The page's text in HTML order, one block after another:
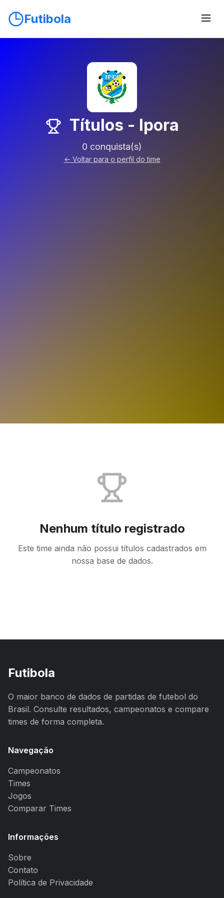
Futibola
Títulos - Ipora
0 conquista(s)
← Voltar para o perfil do time
Nenhum título registrado
Este time ainda não possui títulos cadastrados em
nossa base de dados.
Futibola
O maior banco de dados de partidas de futebol do
Brasil. Consulte resultados, campeonatos e compare
times de forma completa.
Navegação
Campeonatos
Times
Jogos
Comparar Times
Informações
Sobre
Contato
Política de Privacidade